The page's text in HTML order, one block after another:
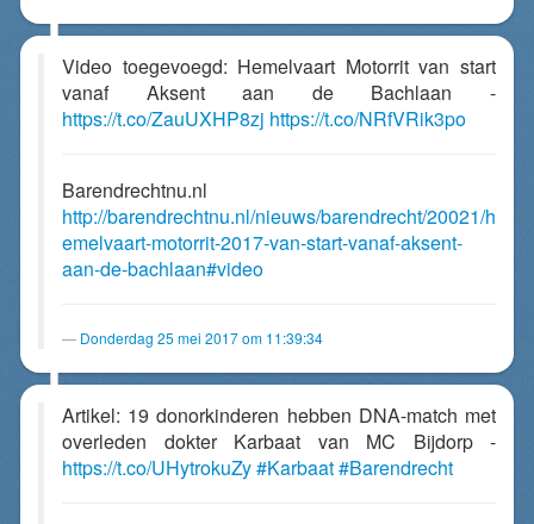
Video toegevoegd: Hemelvaart Motorrit van start
vanaf Aksent aan de Bachlaan -
https://t.co/ZauUXHP8zj https://t.co/NRfVRik3po
Barendrechtnu.nl
http://barendrechtnu.nl/nieuws/barendrecht/20021/h
emelvaart-motorrit-2017-van-start-vanaf-aksent-
aan-de-bachlaan#video
Donderdag 25 mei 2017 om 11:39:34
Artikel: 19 donorkinderen hebben DNA-match met
overleden dokter Karbaat van MC Bijdorp -
https://t.co/UHytrokuZy#Karbaat#Barendrecht